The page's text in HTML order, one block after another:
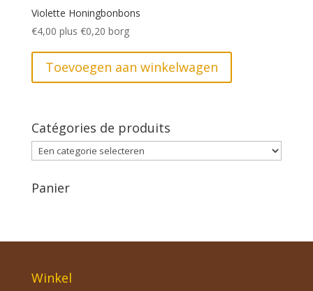
Violette Honingbonbons
€4,00 plus €0,20 borg
Toevoegen aan winkelwagen
Catégories de produits
Panier
Winkel